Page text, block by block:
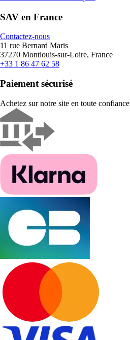
SAV en France
Contactez-nous
11 rue Bernard Maris
37270 Montlouis-sur-Loire, France
+33 1 86 47 62 58
Paiement sécurisé
Achetez sur notre site en toute confiance